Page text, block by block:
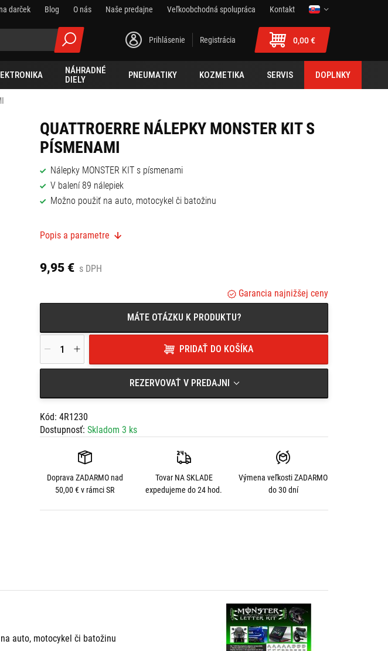
darček Blog O nás Naše predajne Veľkoobchodná spolupráca
Kontakt
Prihlásenie
Registrácia 0,00 €
NÁHRADNÉ
DIELY
PNEUMATIKY KOZMETIKA SERVIS DOPLNKY
QUATTROERRE NÁLEPKY MONSTER KIT S
PÍSMENAMI
Nálepky MONSTER KIT s písmenami
V balení 89 nálepiek
Možno použiť na auto, motocykel či batožinu
Popis a parametre
9,95 € s DPH
Garancia najnižšej ceny
MÁTE OTÁZKU K PRODUKTU?
PRIDAŤ DO KOŠÍKA
REZERVOVAŤ V PREDAJNI
Kód: 4R1230
Dostupnosť: Skladom 3 ks
Doprava ZADARMOnad
50,00 € v rámci SR
Tovar NA SKLADE
expedujeme do 24 hod.
Výmena veľkostiZADARMO
do 30 dní
auto, motocykel či batožinu